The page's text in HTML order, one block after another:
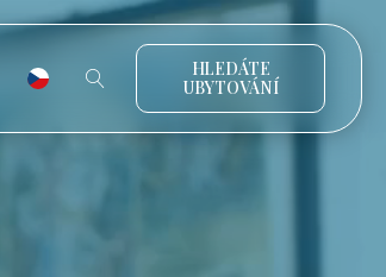
HLEDÁTE
UBYTOVÁNÍ